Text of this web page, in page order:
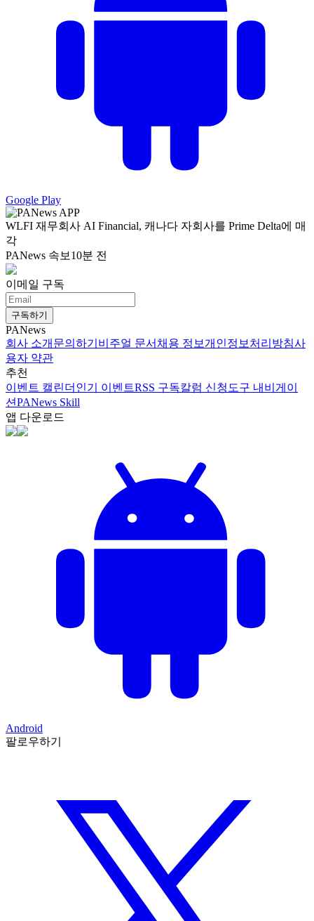
Google Play
WLFI 재무회사 AI Financial, 캐나다 자회사를 Prime Delta에 매
각
PANews 속보 10분 전
이메일 구독
구독하기
PANews
회사 소개 문의하기 비주얼 문서 채용 정보개인정보처리방침사
용자 약관
추천
이벤트 캘린더 인기 이벤트RSS 구독칼럼 신청 도구 내비게이
션PANews Skill
앱 다운로드
Android
팔로우하기